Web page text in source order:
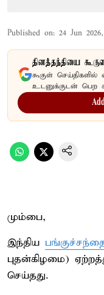
Published on: 24 Jun
தினத்தந்தியை
கூகுள்
உடனுக்குடன் பெற
மும்பை,
இந்திய
புதன்கிழமை)
செய்தது.